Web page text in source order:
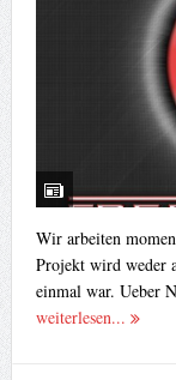
Wir arbeiten
Projekt wird weder
einmal war. Ueber
weiterlesen...